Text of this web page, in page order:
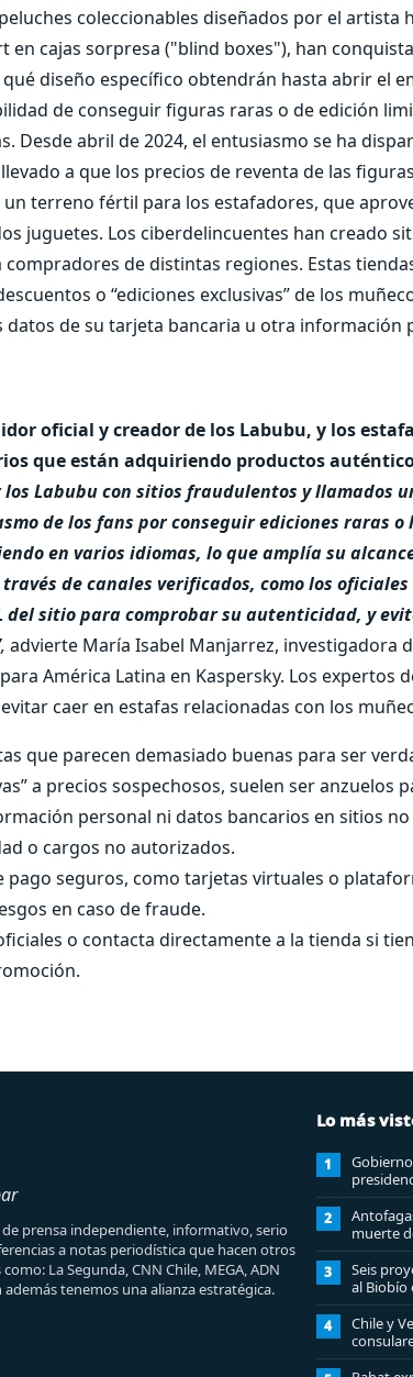
coleccionables diseñados por el artista
en cajas sorpresa ("blind boxes"), han
diseño específico obtendrán hasta abrir el
de conseguir figuras raras o de edición
Desde abril de 2024, el entusiasmo se ha
a que los precios de reventa de las
terreno fértil para los estafadores, que
juguetes. Los ciberdelincuentes han creado
de distintas regiones. Estas
o “ediciones exclusivas” de los
datos de su tarjeta bancaria u otra información
oficial y creador de los Labubu, y los
que están adquiriendo productos
Labubu con sitios fraudulentos y llamados
de los fans por conseguir ediciones raras
en varios idiomas, lo que amplía su
de canales verificados, como los
del sitio para comprobar su autenticidad, y
, advierte María Isabel Manjarrez, investigadora
América Latina en Kaspersky. Los expertos
caer en estafas relacionadas con los
que parecen demasiado buenas para ser
a precios sospechosos, suelen ser anzuelos
personal ni datos bancarios en sitios
o cargos no autorizados.
pago seguros, como tarjetas virtuales o
en caso de fraude.
o contacta directamente a la tienda si
de prensa independiente, informativo, serio
a notas periodística que hacen otros
La Segunda, CNN Chile, MEGA, ADN
tenemos una alianza estratégica.
Lo más
1
2
muerte
marinos
3
Seis
al Biobío
4
Chile y